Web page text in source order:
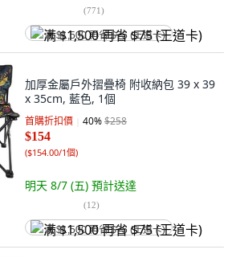
(771)
满 $1,500 再省 $75 (王道卡)
加厚金屬戶外摺疊椅 附收納包 39 x 39
x 35cm, 藍色, 1個
首購折扣價 40%$258
$154
($154.00/1個)
明天 8/7 (五) 預計送達
(12)
满 $1,500 再省 $75 (王道卡)